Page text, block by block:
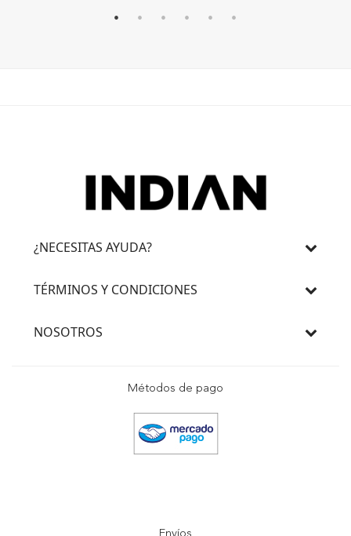
¿NECESITAS AYUDA?
TÉRMINOS Y CONDICIONES
NOSOTROS
Métodos de pago